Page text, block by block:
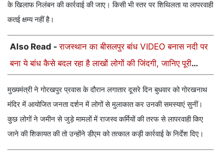
के खिलाफ निलंबन की कार्रवाई की जाए। किसी भी स्तर पर शिथिलता या लापरवाही
कतई क्षम्य नहीं है।
Also Read -राजस्थान का बीसलपुर बांध VIDEO बनास नदी पर
बना ये बांध कैसे बदल रहा है लाखों लोगों की जिंदगी, जानिए पूरी
मुख्यमंत्री ने गोरखपुर प्रवास के दौरान लगातार दूसरे दिन बुधवार को गोरखनाथ
मंदिर में आयोजित जनता दर्शन में लोगों से मुलाकात कर उनकी समस्याएं सुनीं।
कुछ लोगों ने जमीन से जुड़े मामलों में राजस्व कर्मियों की तरफ से लापरवाही किए
जाने की शिकायत की तो उन्होंने डीएम को तत्काल कड़ी कार्रवाई के निर्देश दिए।